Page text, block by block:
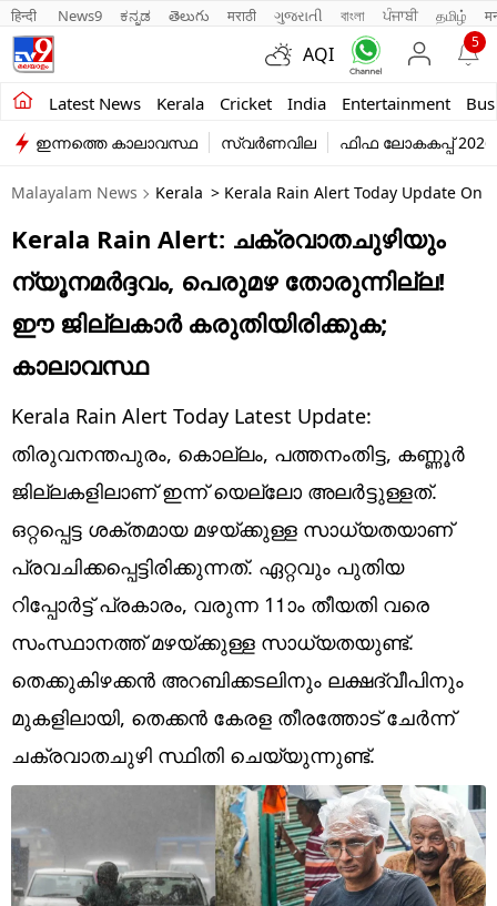
हिन्दी News9 ಕನ್ನಡ తెలుగు मराठी ગુજરાતી বাংলা ਪੰਜਾਬੀ தமிழ்
AQI
5
Latest News Kerala Cricket India Entertainment
Kerala
India
Entertainment
Business
Education
Lifestyle
world
Technology
Religion
Web Story
Photo
Short Videos
ഇന്നത്തെ കാലാവസ്ഥ സ്വർണവില ഫിഫ ലോകകപ്പ് 2026
Malayalam News Kerala > Kerala Rain Alert Today Update On
Kerala Rain Alert: ചക്രവാതചുഴിയും
ന്യൂനമർദ്ദവം, പെരുമഴ തോരുന്നില്ല!
ഈ ജില്ലകാർ കരുതിയിരിക്കുക;
കാലാവസ്ഥ
Kerala Rain Alert Today Latest Update:
തിരുവനന്തപുരം, കൊല്ലം, പത്തനംതിട്ട, കണ്ണൂർ
ജില്ലകളിലാണ് ഇന്ന് യെല്ലോ അലർട്ടുള്ളത്.
ഒറ്റപ്പെട്ട ശക്തമായ മഴയ്ക്കുള്ള സാധ്യതയാണ്
പ്രവചിക്കപ്പെട്ടിരിക്കുന്നത്. ഏറ്റവും പുതിയ
റിപ്പോർട്ട് പ്രകാരം, വരുന്ന 11ാം തീയതി വരെ
സംസ്ഥാനത്ത് മഴയ്ക്കുള്ള സാധ്യതയുണ്ട്.
തെക്കുകിഴക്കൻ അറബിക്കടലിനും ലക്ഷദ്വീപിനും
മുകളിലായി, തെക്കൻ കേരള തീരത്തോട് ചേർന്ന്
ചക്രവാതചുഴി സ്ഥിതി ചെയ്യുന്നുണ്ട്.